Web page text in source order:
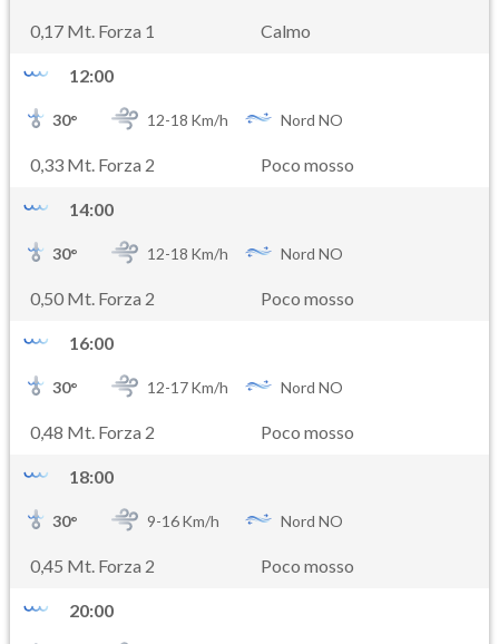
0,17 Mt. Forza 1 Calmo
12:00
30° 12-18 Km/h Nord NO
0,33 Mt. Forza 2 Poco mosso
14:00
30° 12-18 Km/h Nord NO
0,50 Mt. Forza 2 Poco mosso
16:00
30° 12-17Km/h Nord NO
0,48 Mt. Forza 2 Poco mosso
18:00
30° 9-16Km/h Nord NO
0,45 Mt. Forza 2 Poco mosso
20:00